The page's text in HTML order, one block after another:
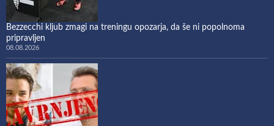
Bezzecchi kljub zmagi na treningu opozarja, da še ni popolnoma
pripravljen
08.08.2026